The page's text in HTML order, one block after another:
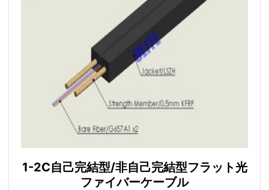
1-2C自己完結型/非自己完結型フラット光
ファイバーケーブル